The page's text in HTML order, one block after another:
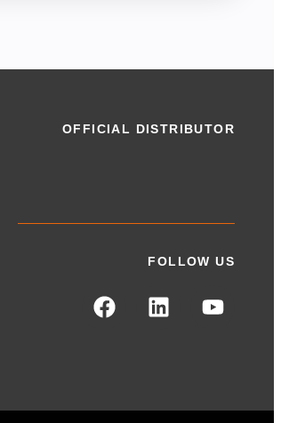
OFFICIAL DISTRIBUTOR
FOLLOW US